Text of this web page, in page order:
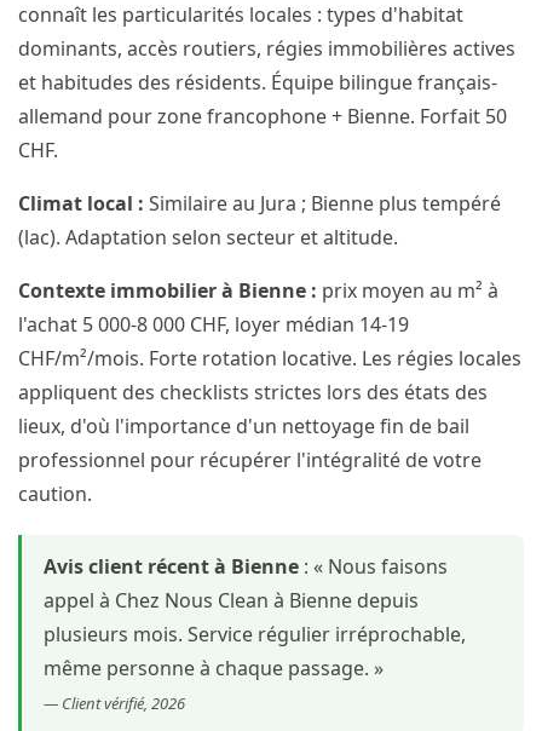
connaît les particularités locales : types d'habitat
dominants, accès routiers, régies immobilières actives
et habitudes des résidents. Équipe bilingue français-
allemand pour zone francophone + Bienne. Forfait 50
CHF.
Climat local : Similaire au Jura ; Bienne plus tempéré
(lac). Adaptation selon secteur et altitude.
Contexte immobilier à Bienne : prix moyen au m² à
l'achat 5 000-8 000 CHF, loyer médian 14-19
CHF/m²/mois. Forte rotation locative. Les régies locales
appliquent des checklists strictes lors des états des
lieux, d'où l'importance d'un nettoyage fin de bail
professionnel pour récupérer l'intégralité de votre
caution.
Avis client récent à Bienne : « Nous faisons
appel à Chez Nous Clean à Bienne depuis
plusieurs mois. Service régulier irréprochable,
même personne à chaque passage. »
— Client vérifié, 2026